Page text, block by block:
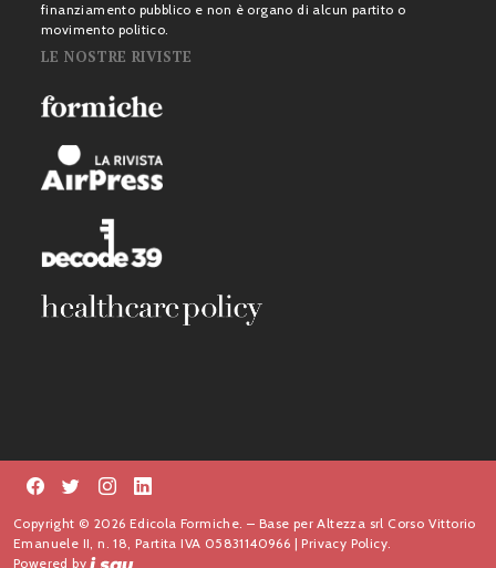
finanziamento pubblico e non è organo di alcun partito o
movimento politico.
LE NOSTRE RIVISTE
Copyright © 2026 Edicola Formiche. – Base per Altezza srl Corso Vittorio
Emanuele II, n. 18, Partita IVA 05831140966 |Privacy Policy.
Powered by